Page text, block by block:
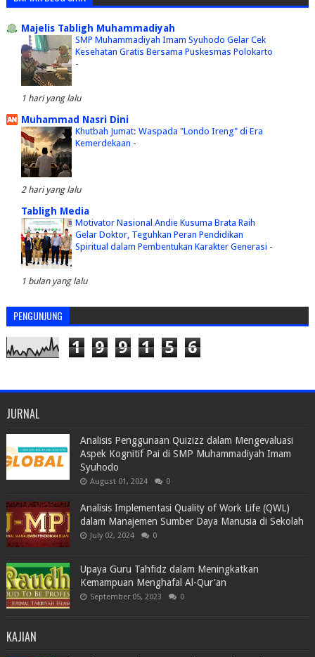
Majelis Tabligh Muhammadiyah
SMP Muhammadiyah Imam Syuhodo Gelar Cek
Kesehatan Gratis Bersama Puskesmas Polokarto
-
1 hari yang lalu
Muhammad Nasri Dini
Khutbah Jumat: Waspada "Londo Ireng" di Era
Kemerdekaan -
2 hari yang lalu
Tabligh Media
Motivator Nasional Andie Kusuma Brata Raih
Gelar Doktor, Teguhkan Peran Pendidikan
Spiritual dalam Pembentukan Karakter Generasi -
1 bulan yang lalu
PENGUNJUNG
1 9 9 1 5 6
JURNAL
Analisis Penggunaan Quizizz dalam Mengevaluasi
Aspek Kognitif Pai di SMP Muhammadiyah Imam
Syuhodo
August 01, 2024 0
Analisis Implementasi Quality of Work Life (QWL)
dalam Manajemen Sumber Daya Manusia di Sekolah
July 02, 2024 0
Upaya Guru Tahfidz dalam Meningkatkan
Kemampuan Menghafal Al-Qur'an
September 05, 2023 0
KAJIAN